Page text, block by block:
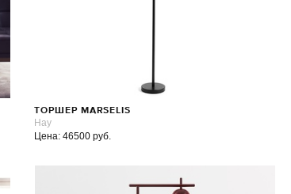
ТОРШЕР MARSELIS
Hay
Цена: 46500 руб.